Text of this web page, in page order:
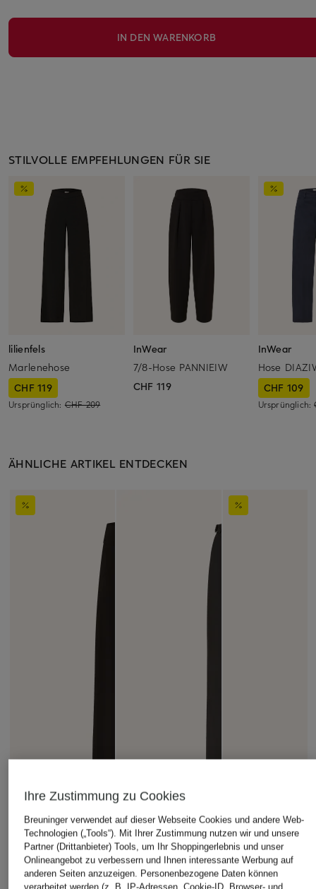
IN DEN WARENKORB
STILVOLLE EMPFEHLUNGEN FÜR SIE
lilienfels
Marlenehose
CHF 119
Ursprünglich: CHF 209
InWear
7/8-Hose PANNIEIW
CHF 119
InWear
Hose
CHF 109
Ursprünglich:
ÄHNLICHE ARTIKEL ENTDECKEN
Ihre Zustimmung zu Cookies
Breuninger verwendet auf dieser Webseite Cookies und andere Web-
Technologien („Tools“). Mit Ihrer Zustimmung nutzen wir und unsere
Partner (Drittanbieter) Tools, um Ihr Shoppingerlebnis und unser
Onlineangebot zu verbessern und Ihnen interessante Werbung auf
anderen Seiten anzuzeigen. Personenbezogene Daten können
verarbeitet werden (z. B. IP-Adressen, Cookie-ID, Browser- und